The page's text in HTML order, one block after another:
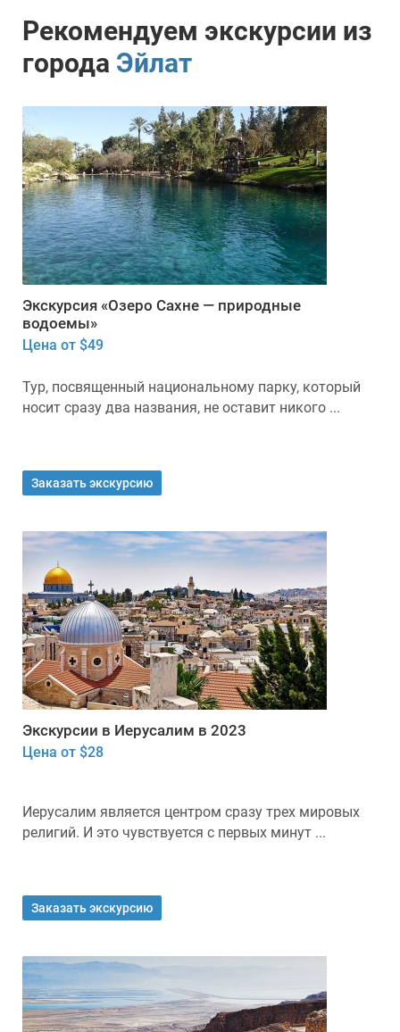
Рекомендуем экскурсии из
города Эйлат
Экскурсия «Озеро Сахне — природные
водоемы»
Цена от $49
Тур, посвященный национальному парку, который
носит сразу два названия, не оставит никого ...
Заказать экскурсию
Экскурсии в Иерусалим в 2023
Цена от $28
Иерусалим является центром сразу трех мировых
религий. И это чувствуется с первых минут ...
Заказать экскурсию